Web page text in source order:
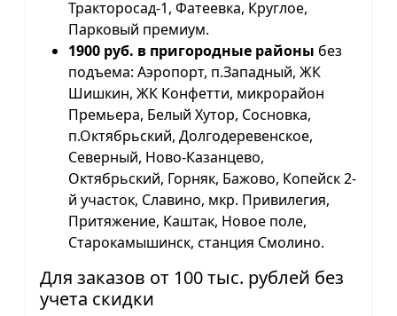
Тракторосад-1, Фатеевка, Круглое,
Парковый премиум.
1900 руб. в пригородные районы без
подъема: Аэропорт, п.Западный, ЖК
Шишкин, ЖК Конфетти, микрорайон
Премьера, Белый Хутор, Сосновка,
п.Октябрьский, Долгодеревенское,
Северный, Ново-Казанцево,
Октябрьский, Горняк, Бажово, Копейск 2-
й участок, Славино, мкр. Привилегия,
Притяжение, Каштак, Новое поле,
Старокамышинск, станция Смолино.
Для заказов от 100 тыс. рублей без
учета скидки